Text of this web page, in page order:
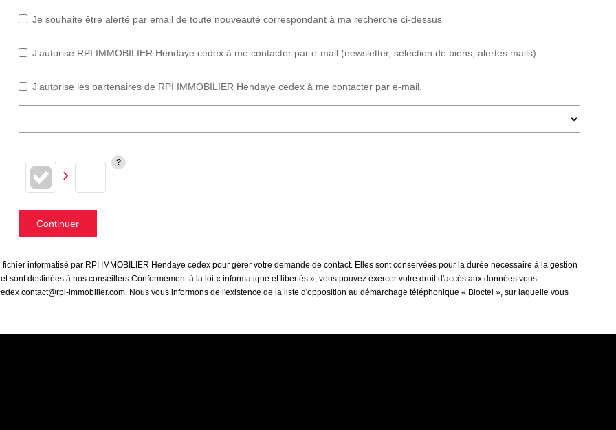
Je souhaite être alerté par email de toute nouveauté correspondant à ma recherche ci-dessus
J'autorise RPI IMMOBILIER Hendaye cedex à me contacter par e-mail (newsletter, sélection de biens, alertes mails)
J'autorise les partenaires de RPI IMMOBILIER Hendaye cedex à me contacter par e-mail.
Continuer
informatisé par RPI IMMOBILIER Hendaye cedex pour gérer votre demande de contact. Elles sont conservées pour la durée nécessaire à la gestion
sont destinées à nos conseillers Conformément à la loi « informatique et libertés », vous pouvez exercer votre droit d'accès aux données vous
contact@rpi-immobilier.com. Nous vous informons de l'existence de la liste d'opposition au démarchage téléphonique « Bloctel », sur laquelle vous